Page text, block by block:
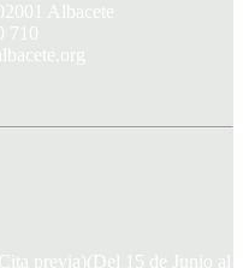
Albacete
710
previa)(Del 15 de Junio al